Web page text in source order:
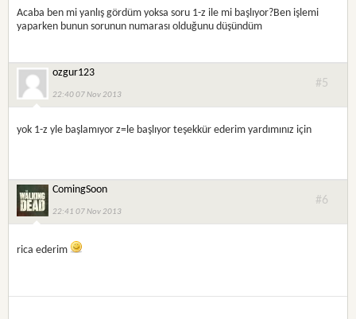
Acaba ben mi yanlış gördüm yoksa soru 1-z ile mi başlıyor?Ben işlemi
yaparken bunun sorunun numarası olduğunu düşündüm
ozgur123
22:40 07 Nov 2013
#5
yok 1-z yle başlamıyor z=le başlıyor teşekkür ederim yardımınız için
ComingSoon
22:41 07 Nov 2013
#6
rica ederim